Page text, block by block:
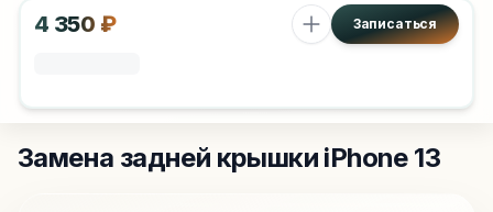
4 350 ₽ Записаться
Замена задней крышки iPhone 13